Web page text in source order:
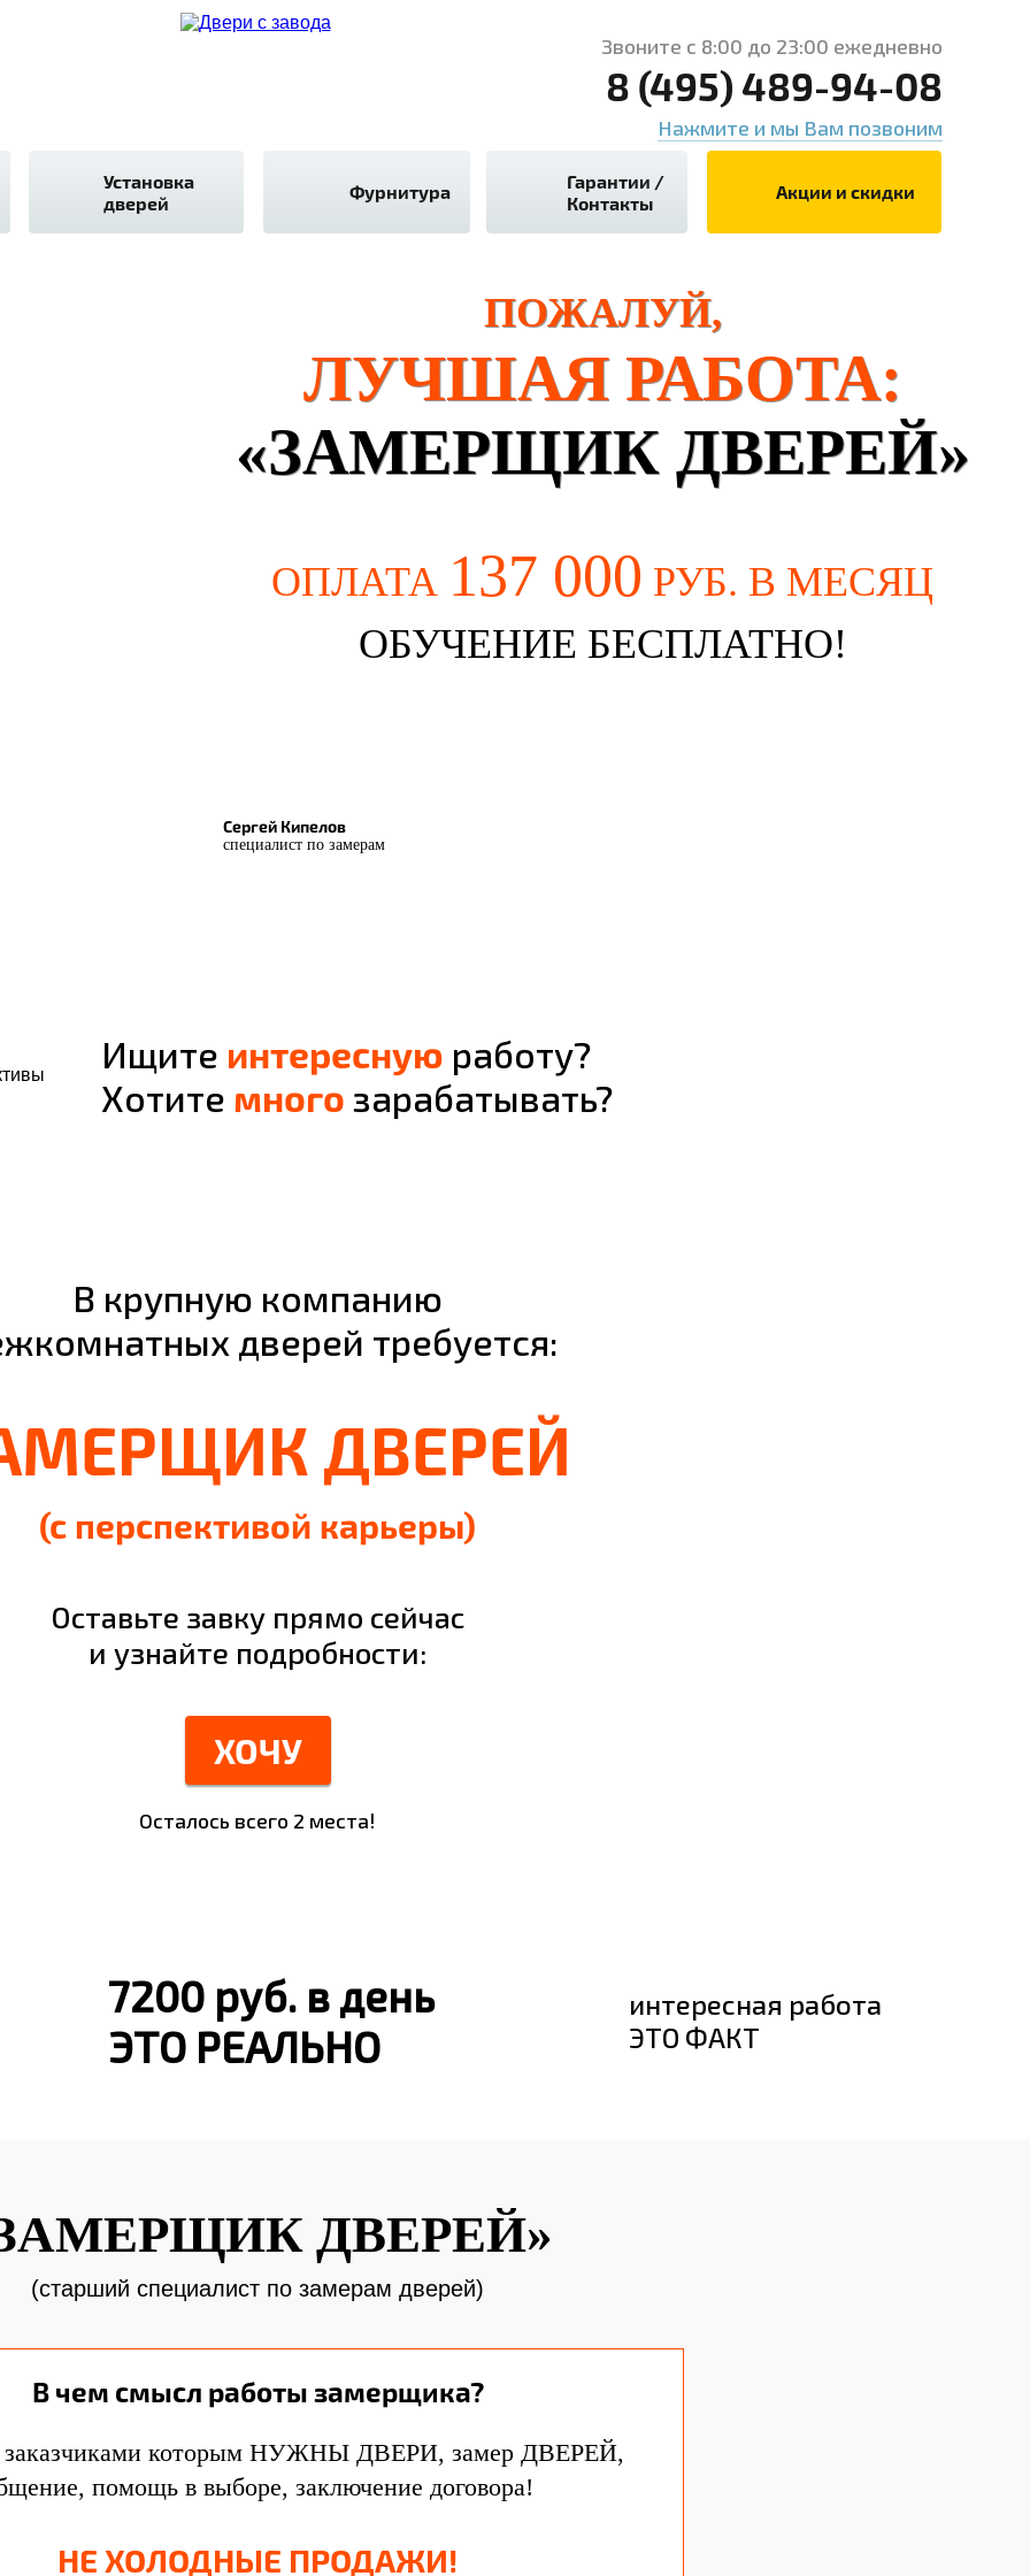
Звоните с 8:00 до 23:00 ежедневно
8 (495) 489-94-08
Нажмите и мы Вам позвоним
Установка
дверей
Фурнитура
Гарантии /
Контакты
Акции и скидки
ПОЖАЛУЙ,
ЛУЧШАЯ РАБОТА:
«ЗАМЕРЩИК ДВЕРЕЙ»
ОПЛАТА 137 000 РУБ. В МЕСЯЦ
ОБУЧЕНИЕ БЕСПЛАТНО!
Сергей Кипелов
специалист по замерам
Ищите интересную работу?
Хотите много зарабатывать?
В крупную компанию
дверей требуется:
ДВЕРЕЙ
(с перспективой карьеры)
Оставьте завку прямо сейчас
и узнайте подробности:
ХОЧУ
Осталось всего 2 места!
7200 руб. в день
ЭТО РЕАЛЬНО
интересная работа
ЭТО ФАКТ
ДВЕРЕЙ»
(старший специалист по замерам дверей)
В чем смысл работы замерщика?
заказчиками которым НУЖНЫ ДВЕРИ, замер ДВЕРЕЙ,
помощь в выборе, заключение договора!
НЕ ХОЛОДНЫЕ ПРОДАЖИ!